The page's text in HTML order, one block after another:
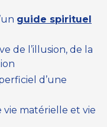
guide spirituel
de l’illusion, de la
d’une
matérielle et vie